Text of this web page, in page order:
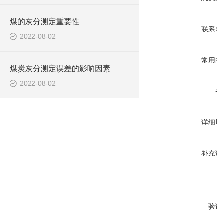
煤的灰分测定重要性
2022-08-02
煤炭灰分测定误差的影响因素
2022-08-02
联系
常用
详细
补充
验